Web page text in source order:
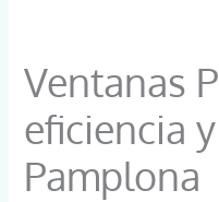
Ventanas
eficiencia
Pamplona